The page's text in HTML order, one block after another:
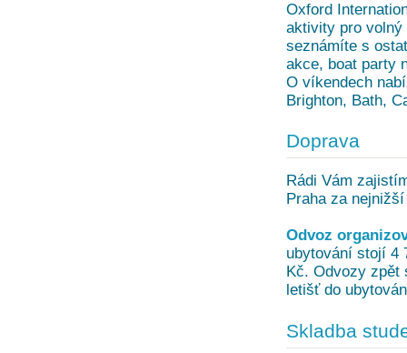
Oxford
aktivity pro
seznámíte s
akce, boat party
O víkendech
Brighton, Bath,
Doprava
Rádi Vám
Praha za
Odvoz
ubytování stojí 4
Kč. Odvozy zpět
letišť do
Skladba